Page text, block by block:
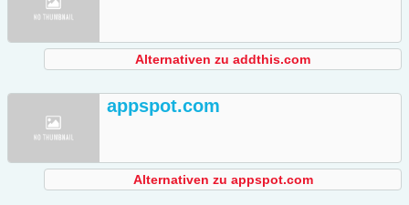
Alternativen zu addthis.com
appspot.com
Alternativen zu appspot.com